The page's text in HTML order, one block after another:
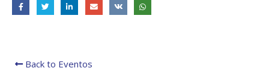
Back to Eventos